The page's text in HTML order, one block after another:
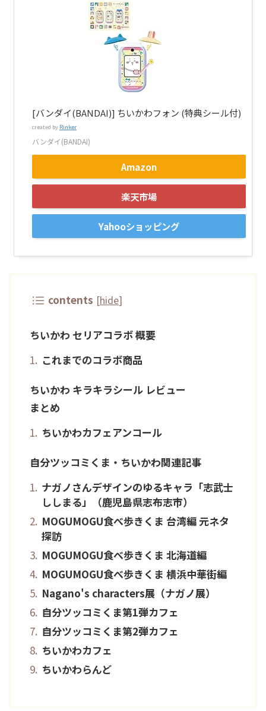
[バンダイ(BANDAI)] ちいかわフォン (特典シール付)
created by Rinker
バンダイ(BANDAI)
Amazon
楽天市場
Yahooショッピング
contents [hide]
ちいかわ セリアコラボ 概要
これまでのコラボ商品
ちいかわ キラキラシール レビュー
まとめ
ちいかわカフェアンコール
自分ツッコミくま・ちいかわ関連記事
ナガノさんデザインのゆるキャラ「志武士
ししまる」（鹿児島県志布志市）
MOGUMOGU食べ歩きくま 台湾編 元ネタ
探訪
MOGUMOGU食べ歩きくま 北海道編
MOGUMOGU食べ歩きくま 横浜中華街編
Nagano's characters展（ナガノ展）
自分ツッコミくま第1弾カフェ
自分ツッコミくま第2弾カフェ
ちいかわカフェ
ちいかわらんど